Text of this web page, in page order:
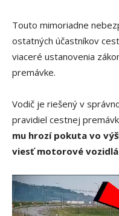
Touto mimoriadne
ostatných účastníkov
viaceré ustanovenia
premávke.
Vodič je riešený v
pravidiel cestnej
mu hrozí pokuta vo
viesť motorové
V
i
d